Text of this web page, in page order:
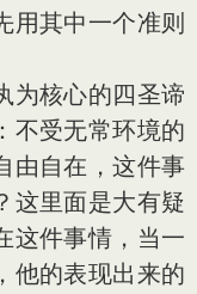
用其中一个准则
核心的四圣谛
不受无常环境的
由自在，这件事
这里面是大有疑
这件事情，当一
他的表现出来的